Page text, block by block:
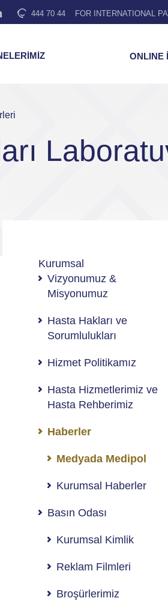
444 70 44 FOR INTERNATIONAL
ONLINE
Kurumsal
Vizyonumuz &
Misyonumuz
Hasta Hakları ve
Sorumlulukları
Hizmet Politikamız
Hasta Hizmetlerimiz ve
Hasta Rehberimiz
Haberler
Medyada Medipol
Kurumsal Haberler
Basın Odası
Kurumsal Kimlik
Reklam Filmleri
Broşürlerimiz